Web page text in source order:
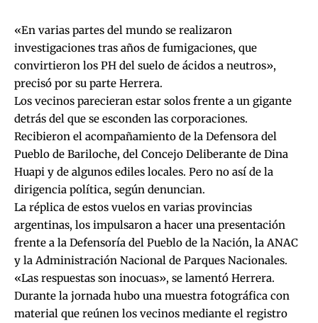
«En varias partes del mundo se realizaron
investigaciones tras años de fumigaciones, que
convirtieron los PH del suelo de ácidos a neutros»,
precisó por su parte Herrera.
Los vecinos parecieran estar solos frente a un gigante
detrás del que se esconden las corporaciones.
Recibieron el acompañamiento de la Defensora del
Pueblo de Bariloche, del Concejo Deliberante de Dina
Huapi y de algunos ediles locales. Pero no así de la
dirigencia política, según denuncian.
La réplica de estos vuelos en varias provincias
argentinas, los impulsaron a hacer una presentación
frente a la Defensoría del Pueblo de la Nación, la ANAC
y la Administración Nacional de Parques Nacionales.
«Las respuestas son inocuas», se lamentó Herrera.
Durante la jornada hubo una muestra fotográfica con
material que reúnen los vecinos mediante el registro